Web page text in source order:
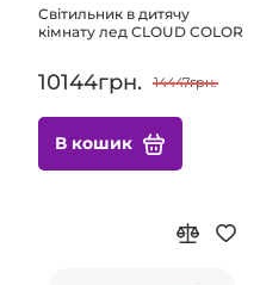
Світильник в дитячу
кімнату лед CLOUD COLOR
10144грн. 14447грн.
В кошик